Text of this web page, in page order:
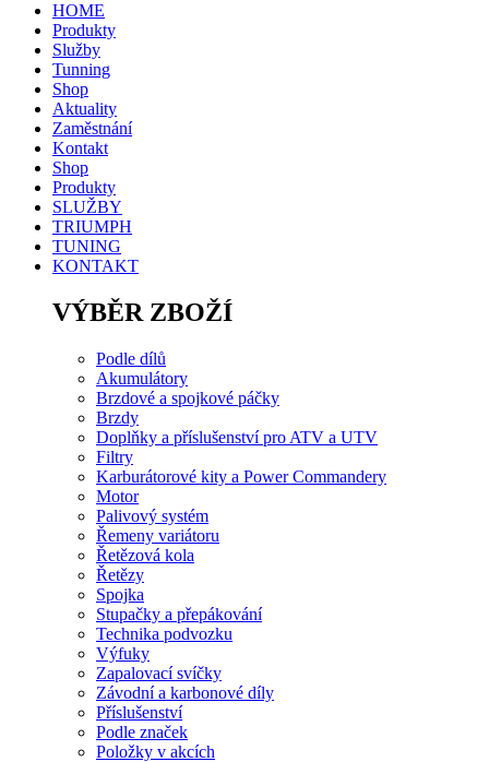
HOME
Produkty
Služby
Tunning
Shop
Aktuality
Zaměstnání
Kontakt
Shop
Produkty
SLUŽBY
TRIUMPH
TUNING
KONTAKT
VÝBĚR ZBOŽÍ
Podle dílů
Akumulátory
Brzdové a spojkové páčky
Brzdy
Doplňky a příslušenství pro ATV a UTV
Filtry
Karburátorové kity a Power Commandery
Motor
Palivový systém
Řemeny variátoru
Řetězová kola
Řetězy
Spojka
Stupačky a přepákování
Technika podvozku
Výfuky
Zapalovací svíčky
Závodní a karbonové díly
Příslušenství
Podle značek
Položky v akcích